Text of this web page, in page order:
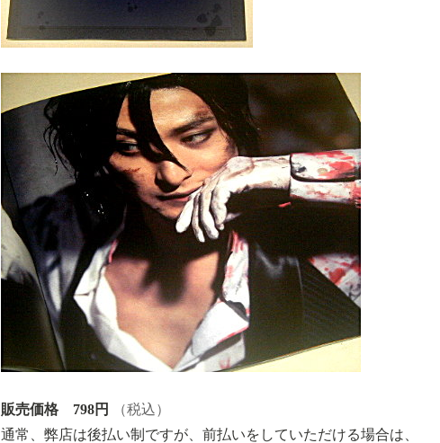
販売価格 798円
（税込）
通常、弊店は後払い制ですが、前払いをしていただける場合は、